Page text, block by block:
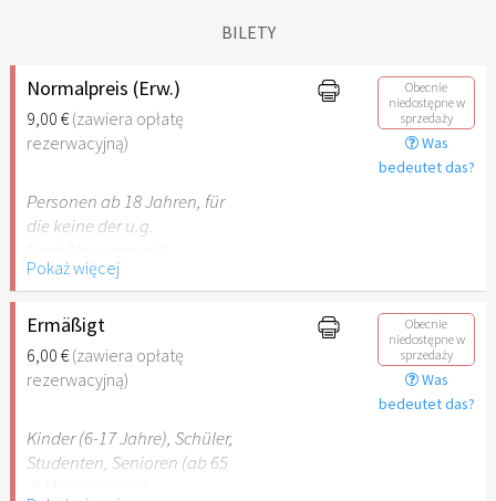
BILETY
Normalpreis (Erw.)
9,00 €(zawiera opłatę
rezerwacyjną)
Obecnie
niedostępne w
sprzedaży
Was
bedeutet das?
Personen ab 18 Jahren, für
die keine der u.g.
Pokaż więcej
Ermäßigt
6,00 €(zawiera opłatę
rezerwacyjną)
Obecnie
niedostępne w
sprzedaży
Was
bedeutet das?
Kinder (6-17 Jahre), Schüler,
Studenten, Senioren (ab 65